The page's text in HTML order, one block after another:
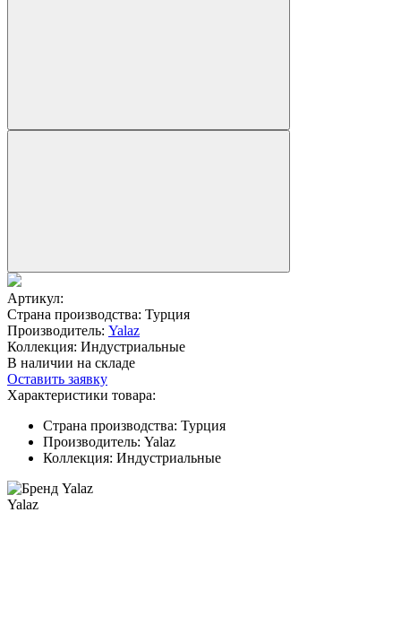
Артикул:
Страна производства: Турция
Производитель: Yalaz
Коллекция: Индустриальные
В наличии на складе
Оставить заявку
Характеристики товара:
Страна производства: Турция
Производитель: Yalaz
Коллекция: Индустриальные
Yalaz